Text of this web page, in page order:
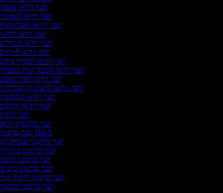
יוצר וידאו
יוצר וידאו
יוצר וידאו
יוצר וידאו
יוצר וידאו
יוצר וידאו
יוצר וידאו לסיורי
יוצר וידאו לעשה זאת
יוצר וידאו
יוצר וידאו לרשתות
יוצר וידאו
יוצר וידאו
יוצר
יוצר מודעות
יוצר סרטוני Q&A
יוצר סרטוני
יוצר סרטוני
יוצר סרטוני
יוצר סרטוני
יוצר סרטוני דיבוב
יוצר סרטוני